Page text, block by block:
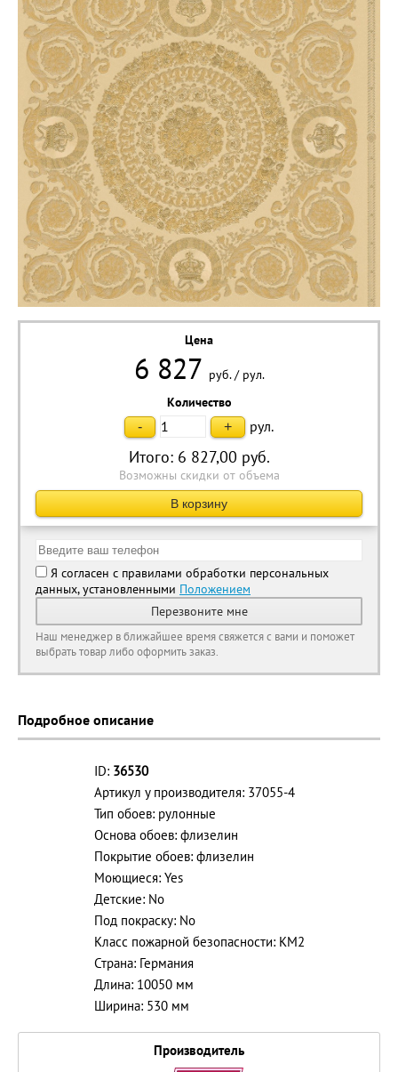
Цена
6 827 руб./ рул.
Количество
- + рул.
Итого: 6 827,00 руб.
Возможны скидки от объема
В корзину
Я согласен с правилами обработки персональных
данных, установленными Положением
Перезвоните мне
Наш менеджер в ближайшее время свяжется с вами и поможет
выбрать товар либо оформить заказ.
Подробное описание
ID: 36530
Артикул у производителя: 37055-4
Тип обоев: рулонные
Основа обоев: флизелин
Покрытие обоев: флизелин
Моющиеся: Yes
Детские: No
Под покраску: No
Класс пожарной безопасности: КМ2
Страна: Германия
Длина: 10050 мм
Ширина: 530 мм
Производитель